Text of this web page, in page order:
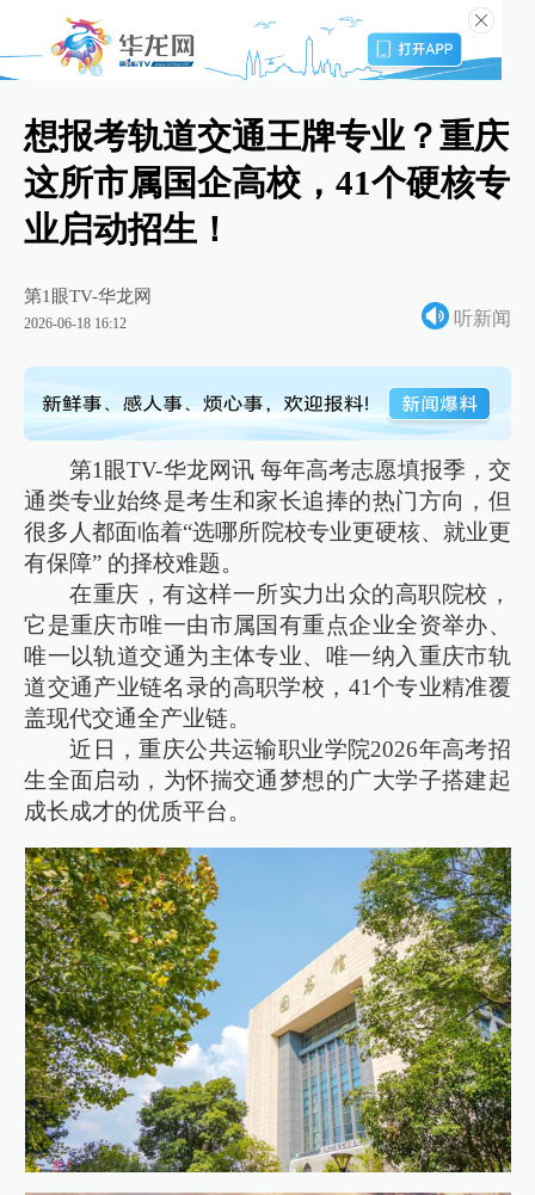
想报考轨道交通王牌专业？重庆
这所市属国企高校，41个硬核专
业启动招生！
第1眼TV-华龙网
2026-06-18 16:12 听新闻
第1眼TV-华龙网讯 每年高考志愿填报季，交
通类专业始终是考生和家长追捧的热门方向，但
很多人都面临着“选哪所院校专业更硬核、就业更
有保障” 的择校难题。
在重庆，有这样一所实力出众的高职院校，
它是重庆市唯一由市属国有重点企业全资举办、
唯一以轨道交通为主体专业、唯一纳入重庆市轨
道交通产业链名录的高职学校，41个专业精准覆
盖现代交通全产业链。
近日，重庆公共运输职业学院2026年高考招
生全面启动，为怀揣交通梦想的广大学子搭建起
成长成才的优质平台。